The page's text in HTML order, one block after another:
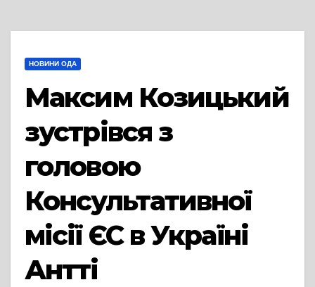
НОВИНИ ОДА
Максим Козицький
зустрівся з
головою
Консультативної
місії ЄС в Україні
Антті